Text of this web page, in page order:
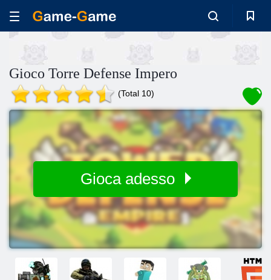
Gioco Torre Defense Impero
(Total 10)
Gioca adesso